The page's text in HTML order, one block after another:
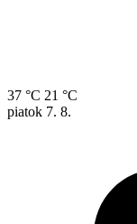
37 °C 21 °C
piatok 7. 8.